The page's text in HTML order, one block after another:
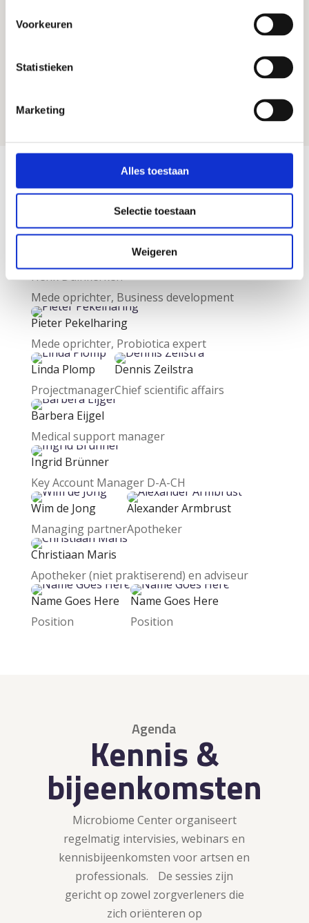
Voorkeuren
Statistieken
Marketing
Alles toestaan
Selectie toestaan
Weigeren
Door praktijkervaring, onderzoeksresultaten
en behandeluitkomsten binnen het netwerk
samen te brengen, ontstaat een continu
leerproces waarin nieuwe inzichten kunnen
Ons team
Karin Pijper
Huisarts, Mede oprichter, Medisch directeur
Henk Duinkerken
Mede oprichter, Business development
Pieter Pekelharing
Mede oprichter, Probiotica expert
Linda Plomp
Projectmanager
Dennis Zeilstra
Chief scientific affairs
Barbera Eijgel
Medical support manager
Ingrid Brünner
Key Account Manager D-A-CH
Wim de Jong
Managing partner
Alexander Armbrust
Apotheker
Christiaan Maris
Apotheker (niet praktiserend) en adviseur
Name Goes Here
Position
Name Goes Here
Position
Agenda
Kennis &
bijeenkomsten
Microbiome Center organiseert
regelmatig intervisies, webinars en
kennisbijeenkomsten voor artsen en
professionals. De sessies zijn
gericht op zowel zorgverleners die
zich oriënteren op